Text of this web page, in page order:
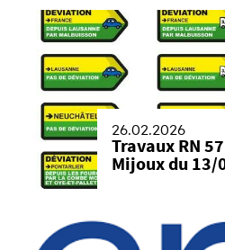
26.02.2026
Travaux RN
Mijoux du 13/